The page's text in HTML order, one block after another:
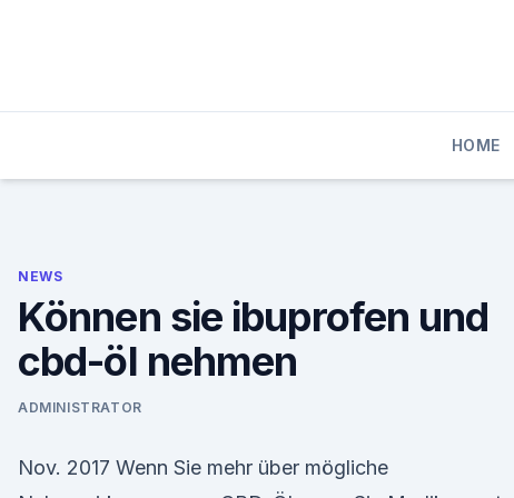
HOME
NEWS
Können sie ibuprofen und
cbd-öl nehmen
ADMINISTRATOR
Nov. 2017 Wenn Sie mehr über mögliche